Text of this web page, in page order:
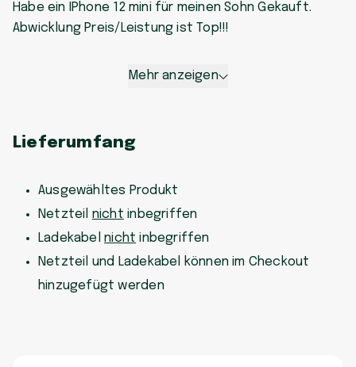
Habe ein IPhone 12 mini für meinen Sohn Gekauft.
Abwicklung Preis/Leistung ist Top!!!
Mehr anzeigen
Lieferumfang
Ausgewähltes Produkt
Netzteil nicht inbegriffen
Ladekabelnicht inbegriffen
Netzteil und Ladekabel können im Checkout
hinzugefügt werden